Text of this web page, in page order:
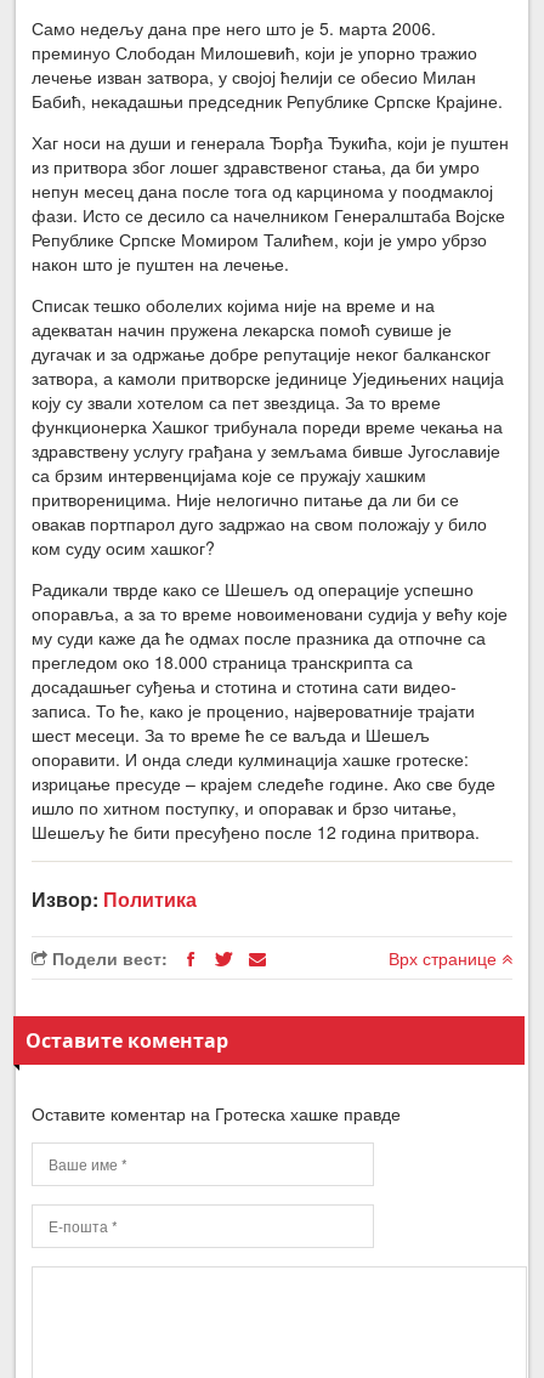
Само недељу дана пре него што је 5. марта 2006.
преминуо Слободан Милошевић, који је упорно тражио
лечење изван затвора, у својој ћелији се обесио Милан
Бабић, некадашњи председник Републике Српске Крајине.
Хаг носи на души и генерала Ђорђа Ђукића, који је пуштен
из притвора због лошег здравственог стања, да би умро
непун месец дана после тога од карцинома у поодмаклој
фази. Исто се десило са начелником Генералштаба Војске
Републике Српске Момиром Талићем, који је умро убрзо
након што је пуштен на лечење.
Списак тешко оболелих којима није на време и на
адекватан начин пружена лекарска помоћ сувише је
дугачак и за одржање добре репутације неког балканског
затвора, а камоли притворске јединице Уједињених нација
коју су звали хотелом са пет звездица. За то време
функционерка Хашког трибунала пореди време чекања на
здравствену услугу грађана у земљама бивше Југославије
са брзим интервенцијама које се пружају хашким
притвореницима. Није нелогично питање да ли би се
овакав портпарол дуго задржао на свом положају у било
ком суду осим хашког?
Радикали тврде како се Шешељ од операције успешно
опоравља, а за то време новоименовани судија у већу које
му суди каже да ће одмах после празника да отпочне са
прегледом око 18.000 страница транскрипта са
досадашњег суђења и стотина и стотина сати видео-
записа. То ће, како је проценио, највероватније трајати
шест месеци. За то време ће се ваљда и Шешељ
опоравити. И онда следи кулминација хашке гротеске:
изрицање пресуде – крајем следеће године. Ако све буде
ишло по хитном поступку, и опоравак и брзо читање,
Шешељу ће бити пресуђено после 12 година притвора.
Извор: Политика
Подели вест: Врх странице
Оставите коментар
Оставите коментар на Гротеска хашке правде